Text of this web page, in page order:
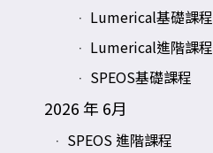
Lumerical基礎課程
Lumerical進階課程
SPEOS基礎課程
2026 年 6月
SPEOS 進階課程